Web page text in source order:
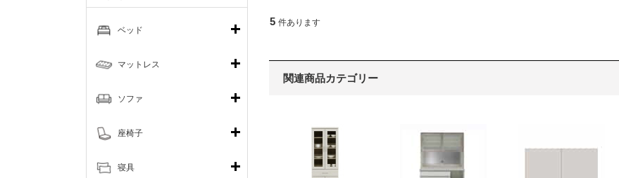
5 件あります
関連商品カテゴリー
ベッド
マットレス
ソファ
寝具
座椅子